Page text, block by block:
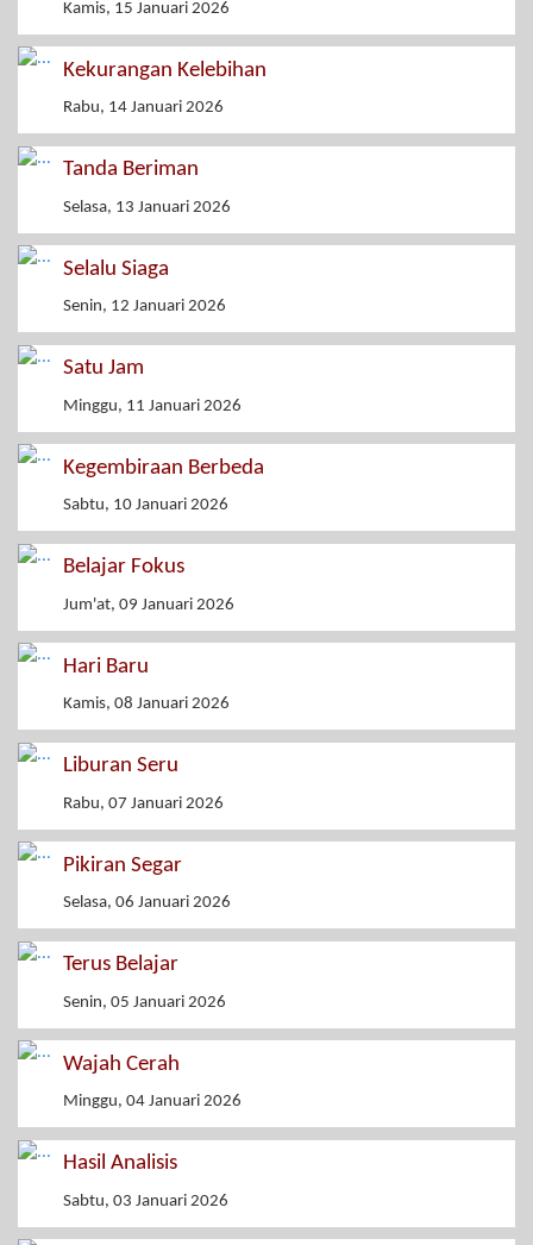
Kamis, 15 Januari 2026
Kekurangan Kelebihan
Rabu, 14 Januari 2026
Tanda Beriman
Selasa, 13 Januari 2026
Selalu Siaga
Senin, 12 Januari 2026
Satu Jam
Minggu, 11 Januari 2026
Kegembiraan Berbeda
Sabtu, 10 Januari 2026
Belajar Fokus
Jum'at, 09 Januari 2026
Hari Baru
Kamis, 08 Januari 2026
Liburan Seru
Rabu, 07 Januari 2026
Pikiran Segar
Selasa, 06 Januari 2026
Terus Belajar
Senin, 05 Januari 2026
Wajah Cerah
Minggu, 04 Januari 2026
Hasil Analisis
Sabtu, 03 Januari 2026